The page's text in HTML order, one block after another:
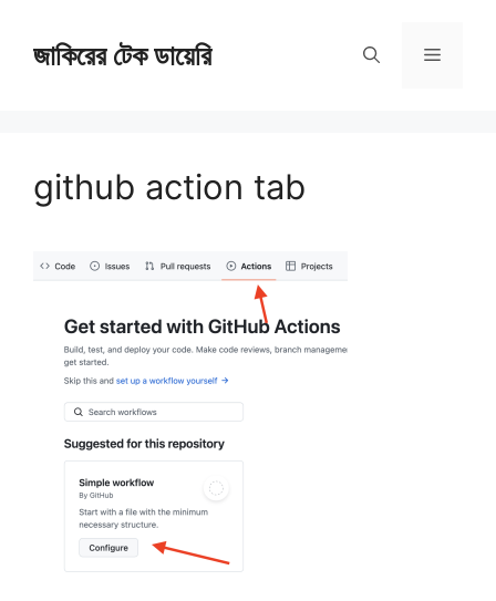
জাকিরের টেক ডায়েরি Menu
github action tab